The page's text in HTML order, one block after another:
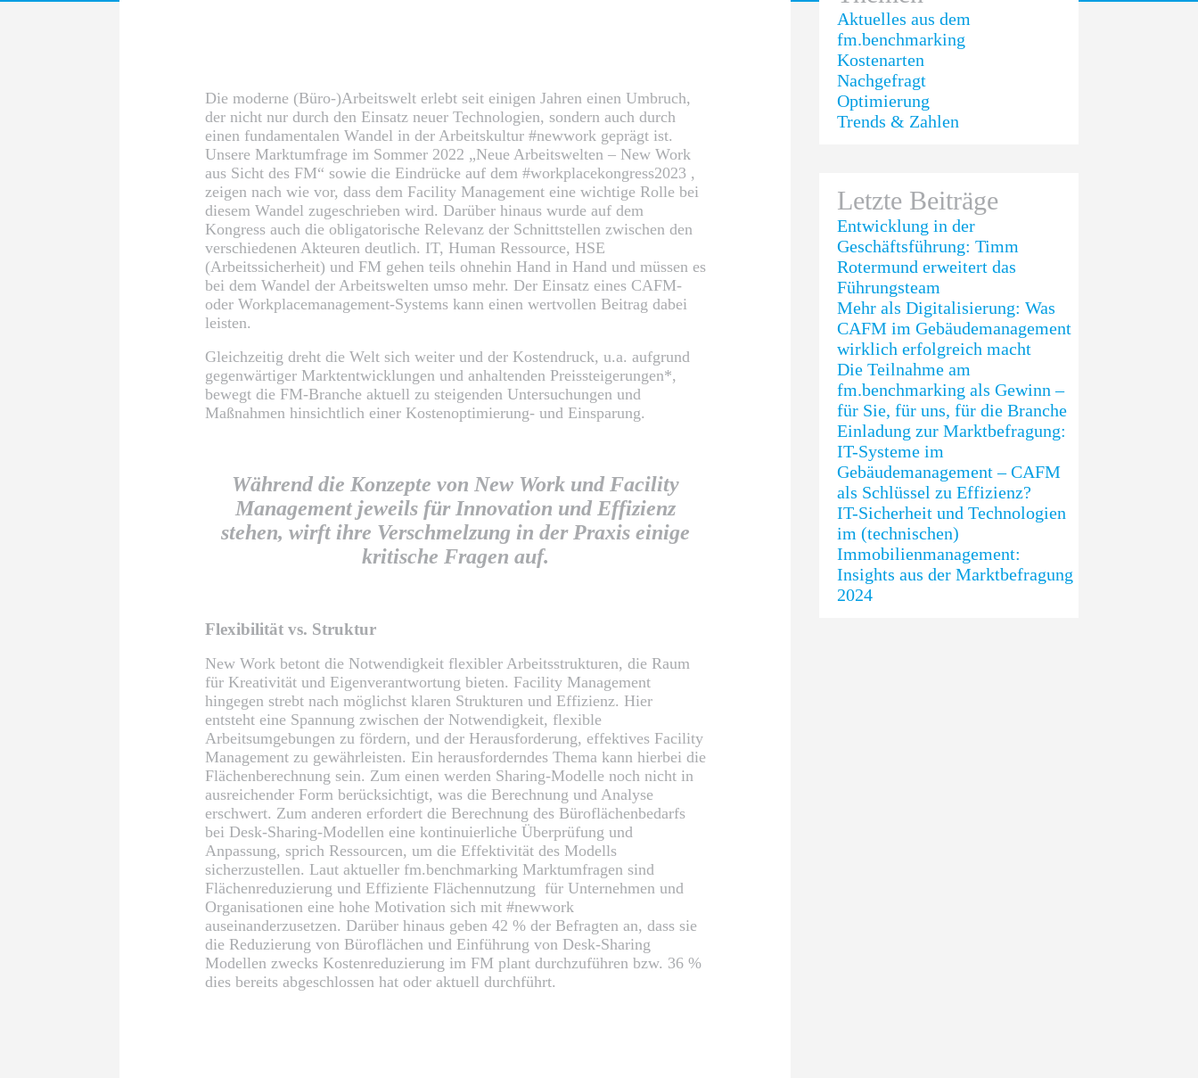
Die moderne (Büro-)Arbeitswelt erlebt seit einigen Jahren einen Umbruch,
der nicht nur durch den Einsatz neuer Technologien, sondern auch durch
einen fundamentalen Wandel in der Arbeitskultur #newwork geprägt ist.
Unsere Marktumfrage im Sommer 2022 „Neue Arbeitswelten – New Work
aus Sicht des FM“ sowie die Eindrücke auf dem #workplacekongress2023 ,
zeigen nach wie vor, dass dem Facility Management eine wichtige Rolle bei
diesem Wandel zugeschrieben wird. Darüber hinaus wurde auf dem
Kongress auch die obligatorische Relevanz der Schnittstellen zwischen den
verschiedenen Akteuren deutlich. IT, Human Ressource, HSE
(Arbeitssicherheit) und FM gehen teils ohnehin Hand in Hand und müssen es
bei dem Wandel der Arbeitswelten umso mehr. Der Einsatz eines CAFM-
oder Workplacemanagement-Systems kann einen wertvollen Beitrag dabei
leisten.
Gleichzeitig dreht die Welt sich weiter und der Kostendruck, u.a. aufgrund
gegenwärtiger Marktentwicklungen und anhaltenden Preissteigerungen*,
bewegt die FM-Branche aktuell zu steigenden Untersuchungen und
Maßnahmen hinsichtlich einer Kostenoptimierung- und Einsparung.
Während die Konzepte von New Work und Facility
Management jeweils für Innovation und Effizienz
stehen, wirft ihre Verschmelzung in der Praxis einige
kritische Fragen auf.
Flexibilität vs. Struktur
New Work betont die Notwendigkeit flexibler Arbeitsstrukturen, die Raum
für Kreativität und Eigenverantwortung bieten. Facility Management
hingegen strebt nach möglichst klaren Strukturen und Effizienz. Hier
entsteht eine Spannung zwischen der Notwendigkeit, flexible
Arbeitsumgebungen zu fördern, und der Herausforderung, effektives Facility
Management zu gewährleisten. Ein herausforderndes Thema kann hierbei die
Flächenberechnung sein. Zum einen werden Sharing-Modelle noch nicht in
ausreichender Form berücksichtigt, was die Berechnung und Analyse
erschwert. Zum anderen erfordert die Berechnung des Büroflächenbedarfs
bei Desk-Sharing-Modellen eine kontinuierliche Überprüfung und
Anpassung, sprich Ressourcen, um die Effektivität des Modells
sicherzustellen. Laut aktueller fm.benchmarking Marktumfragen sind
Flächenreduzierung und Effiziente Flächennutzung für Unternehmen und
Organisationen eine hohe Motivation sich mit #newwork
auseinanderzusetzen. Darüber hinaus geben 42 % der Befragten an, dass sie
die Reduzierung von Büroflächen und Einführung von Desk-Sharing
Modellen zwecks Kostenreduzierung im FM plant durchzuführen bzw. 36 %
dies bereits abgeschlossen hat oder aktuell durchführt.
Aktuelles aus dem
fm.benchmarking
Kostenarten
Nachgefragt
Optimierung
Trends & Zahlen
Letzte Beiträge
Entwicklung in der
Geschäftsführung: Timm
Rotermund erweitert das
Führungsteam
Mehr als Digitalisierung: Was
CAFM im Gebäudemanagement
wirklich erfolgreich macht
Die Teilnahme am
fm.benchmarking als Gewinn –
für Sie, für uns, für die Branche
Einladung zur Marktbefragung:
IT-Systeme im
Gebäudemanagement – CAFM
als Schlüssel zu Effizienz?
IT-Sicherheit und Technologien
im (technischen)
Immobilienmanagement:
Insights aus der Marktbefragung
2024